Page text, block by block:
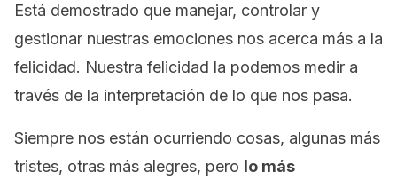
Está demostrado que manejar, controlar y
gestionar nuestras emociones nos acerca más a la
felicidad. Nuestra felicidad la podemos medir a
través de la interpretación de lo que nos pasa.
Siempre nos están ocurriendo cosas, algunas más
tristes, otras más alegres, pero lo más